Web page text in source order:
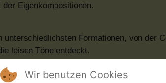
Eigenkompositionen.
Formationen, von der
leisen Töne entdeckt.
Wir benutzen Cookies